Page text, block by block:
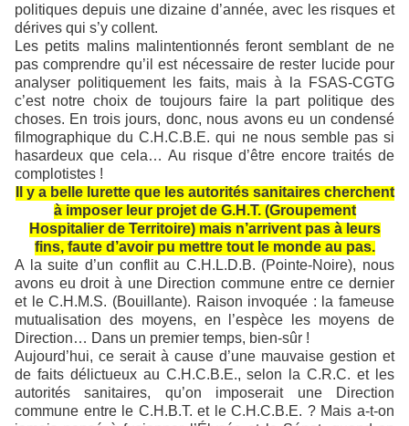
politiques depuis une dizaine d’année, avec les risques et
dérives qui s’y collent.
Les petits malins malintentionnés feront semblant de ne
pas comprendre qu’il est nécessaire de rester lucide pour
analyser politiquement les faits, mais à la FSAS-CGTG
c’est notre choix de toujours faire la part politique des
choses. En trois jours, donc, nous avons eu un condensé
filmographique du C.H.C.B.E. qui ne nous semble pas si
hasardeux que cela… Au risque d’être encore traités de
complotistes !
Il y a belle lurette que les autorités sanitaires cherchent
à imposer leur projet de G.H.T. (Groupement
Hospitalier de Territoire) mais n’arrivent pas à leurs
fins, faute d’avoir pu mettre tout le monde au pas.
A la suite d’un conflit au C.H.L.D.B. (Pointe-Noire), nous
avons eu droit à une Direction commune entre ce dernier
et le C.H.M.S. (Bouillante). Raison invoquée : la fameuse
mutualisation des moyens, en l’espèce les moyens de
Direction… Dans un premier temps, bien-sûr !
Aujourd’hui, ce serait à cause d’une mauvaise gestion et
de faits délictueux au C.H.C.B.E., selon la C.R.C. et les
autorités sanitaires, qu’on imposerait une Direction
commune entre le C.H.B.T. et le C.H.C.B.E. ? Mais a-t-on